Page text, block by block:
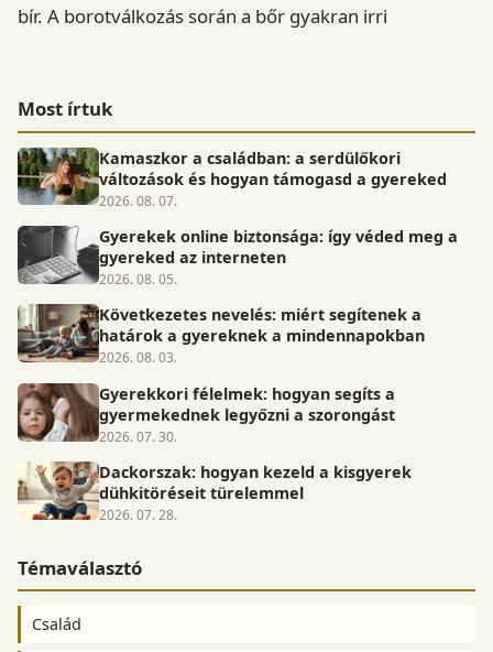
bír. A borotválkozás során a bőr gyakran irri
Most írtuk
Kamaszkor a családban: a serdülőkori
változások és hogyan támogasd a gyereked
2026. 08. 07.
Gyerekek online biztonsága: így véded meg a
gyereked az interneten
2026. 08. 05.
Következetes nevelés: miért segítenek a
határok a gyereknek a mindennapokban
2026. 08. 03.
Gyerekkori félelmek: hogyan segíts a
gyermekednek legyőzni a szorongást
2026. 07. 30.
Dackorszak: hogyan kezeld a kisgyerek
dühkitöréseit türelemmel
2026. 07. 28.
Témaválasztó
Család